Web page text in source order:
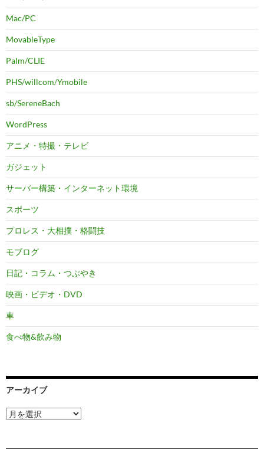
Mac/PC
MovableType
Palm/CLIE
PHS/willcom/Ymobile
sb/SereneBach
WordPress
アニメ・特撮・テレビ
ガジェット
サーバー構築・インターネット環境
スポーツ
プロレス・大相撲・格闘技
モブログ
日記・コラム・つぶやき
映画・ビデオ・DVD
車
食べ物&飲み物
アーカイブ
ア
ー